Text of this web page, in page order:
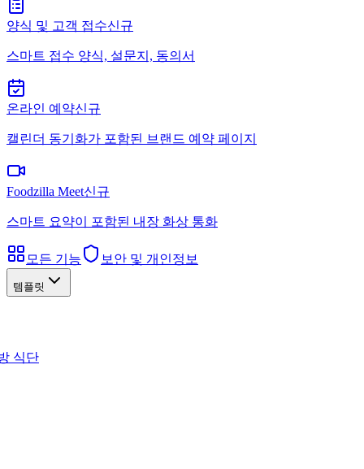
양식 및 고객 접수신규
스마트 접수 양식, 설문지, 동의서
온라인 예약신규
캘린더 동기화가 포함된 브랜드 예약 페이지
Foodzilla Meet신규
스마트 요약이 포함된 내장 화상 통화
모든 기능 보안 및 개인정보
템플릿
식단